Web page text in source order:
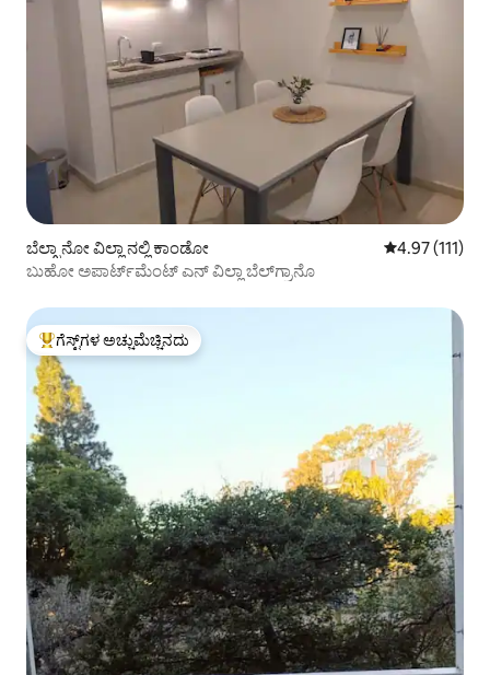
ಬೆಲ್ಗ್ರಾನೋ ವಿಲ್ಲಾ ನಲ್ಲಿ ಕಾಂಡೋ 5 ರಲ್ಲಿ 4.97
4.97 (111)
ಬುಹೋ ಅಪಾರ್ಟ್‌ಮೆಂಟ್ ಎನ್ ವಿಲ್ಲಾ ಬೆಲ್‌ಗ್ರಾನೊ
ಗೆಸ್ಟ್‌ಗಳಿಗೆ ಅತಿ ಹೆಚ್ಚು ಅಚ್ಚುಮೆಚ್ಚಿನದು
ಗೆಸ್ಟ್‌ಗಳ ಅಚ್ಚುಮೆಚ್ಚಿನದು